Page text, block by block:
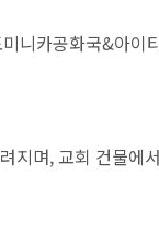
니카공화국&아이
지며, 교회 건물에